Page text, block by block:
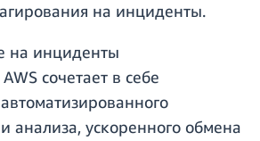
на инциденты.
на инциденты
сочетает в себе
анализа, ускоренного обмена